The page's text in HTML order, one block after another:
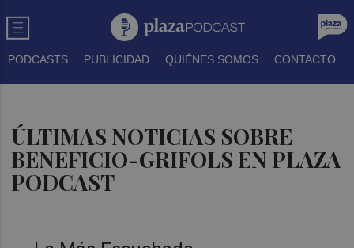
PODCASTS PUBLICIDAD QUIÉNES SOMOS CONTACTO
ÚLTIMAS NOTICIAS SOBRE
BENEFICIO-GRIFOLS EN PLAZA
PODCAST